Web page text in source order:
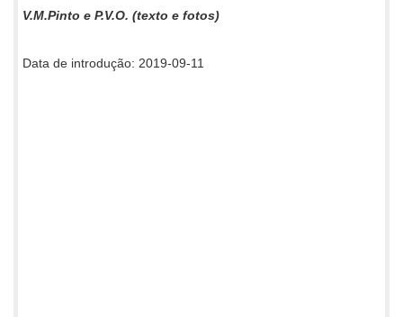
V.M.Pinto e P.V.O. (texto e fotos)
Data de introdução: 2019-09-11